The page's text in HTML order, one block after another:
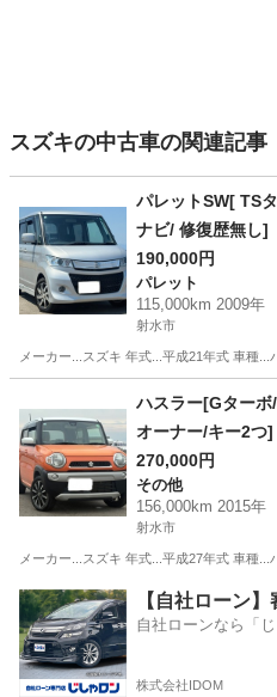
スズキの中古車の関連記事
パレットSW[ TS
ナビ/ 修復歴無し]
190,000円
パレット
115,000km 2009年
射水市
メーカー...スズキ 年式...平成21年式 車種
パレット
ハスラー[Gター
オーナー/キー2つ]
270,000円
その他
156,000km 2015年
射水市
メーカー...スズキ 年式...平成27年式 車種
富山 射水市 その他
【自社ローン
自社ローンなら「
株式会社IDOM